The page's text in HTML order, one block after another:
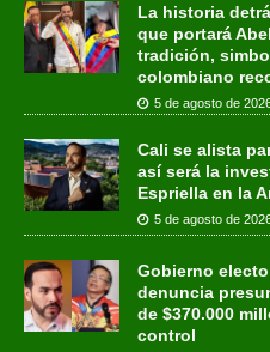
La historia
que portará
tradición,
colombiano
5 de agosto de
Cali se alista
así será la
Espriella en la
5 de agosto de
Gobierno
denuncia
de $370.000
control